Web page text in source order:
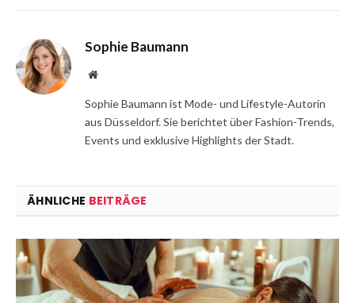
Sophie Baumann
Website
Sophie Baumann ist Mode- und Lifestyle-Autorin
aus Düsseldorf. Sie berichtet über Fashion-Trends,
Events und exklusive Highlights der Stadt.
ÄHNLICHE BEITRÄGE